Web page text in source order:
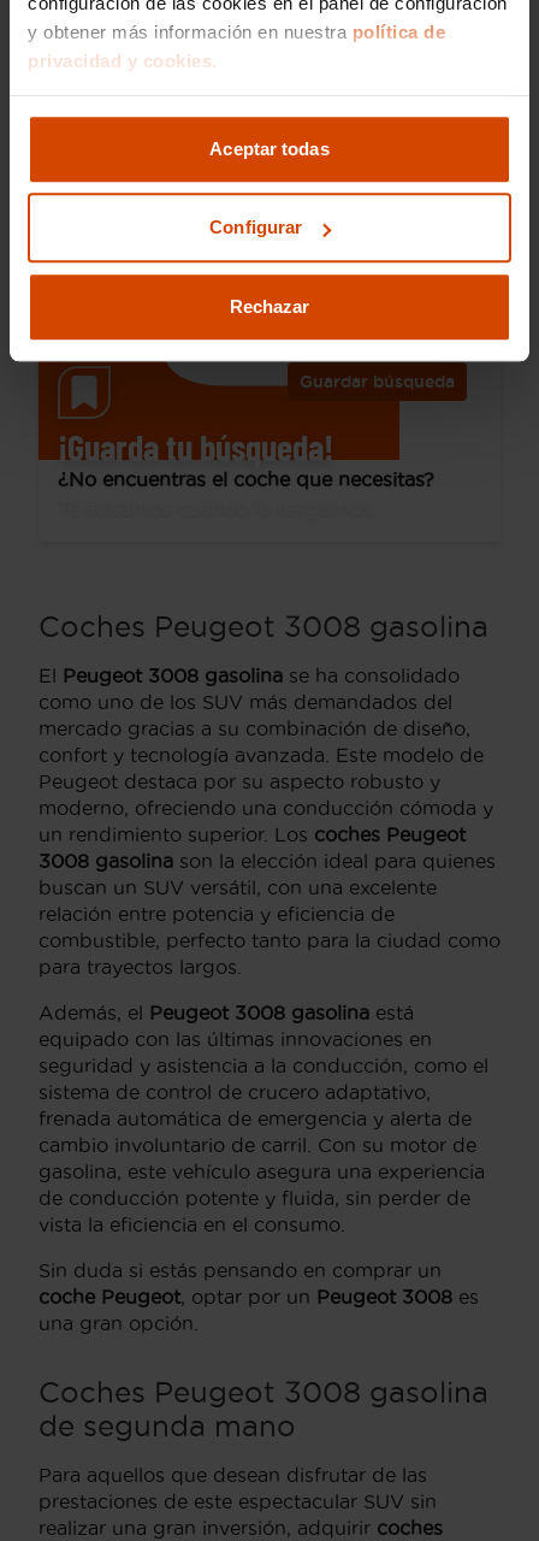
y obtener más información en nuestra política de
privacidad y cookies.
Aceptar todas
Configurar
Rechazar
11.390 €
1.2 PureTech 96KW (130CV) S&S Active
Manual
Guardar búsqueda
¡Guarda tu búsqueda!
¿No encuentras el coche que necesitas?
Coches Peugeot 3008 gasolina
El Peugeot 3008 gasolina se ha consolidado
como uno de los SUV más demandados del
mercado gracias a su combinación de diseño,
confort y tecnología avanzada. Este modelo de
Peugeot destaca por su aspecto robusto y
moderno, ofreciendo una conducción cómoda y
un rendimiento superior. Los coches Peugeot
3008 gasolina son la elección ideal para quienes
buscan un SUV versátil, con una excelente
relación entre potencia y eficiencia de
combustible, perfecto tanto para la ciudad como
para trayectos largos.
Además, el Peugeot 3008 gasolina está
equipado con las últimas innovaciones en
seguridad y asistencia a la conducción, como el
sistema de control de crucero adaptativo,
frenada automática de emergencia y alerta de
cambio involuntario de carril. Con su motor de
gasolina, este vehículo asegura una experiencia
de conducción potente y fluida, sin perder de
vista la eficiencia en el consumo.
Sin duda si estás pensando en comprar un
coche Peugeot , optar por un Peugeot 3008 es
una gran opción.
Coches Peugeot 3008 gasolina
de segunda mano
Para aquellos que desean disfrutar de las
prestaciones de este espectacular SUV sin
realizar una gran inversión, adquirir coches